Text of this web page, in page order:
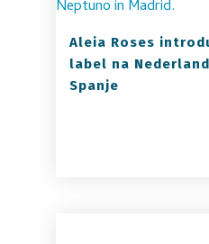
Aleia Roses
label na
Spanje